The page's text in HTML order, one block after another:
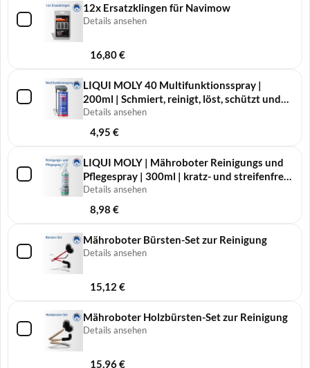
12x Ersatzklingen für Navimow
Details ansehen
16,80€
LIQUI MOLY 40 Multifunktionsspray |
200ml | Schmiert, reinigt, löst, schützt und
pflegt
Details ansehen
4,95 €
LIQUI MOLY | Mähro­boter Reini­gungs und
Pfle­ge­spray | 300ml | kratz- und streifenfreie
Reinigung
Details ansehen
8,98 €
Mähroboter Bürsten-Set zur Reinigung
Details ansehen
15,12 €
Mähroboter Holzbürsten-Set zur Reinigung
Details ansehen
15,96€